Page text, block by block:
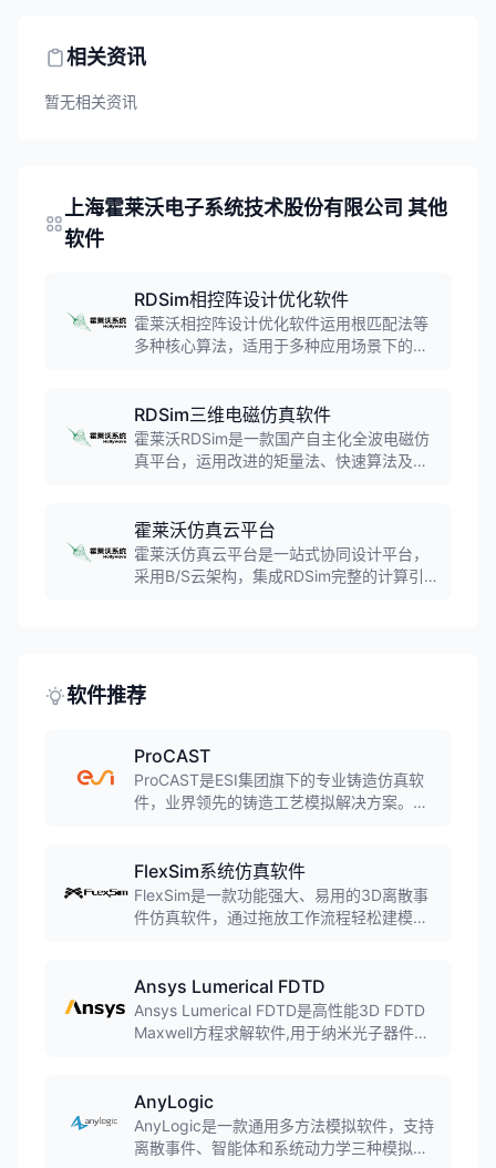
相关资讯
暂无相关资讯
上海霍莱沃电子系统技术股份有限公司 其他
软件
RDSim相控阵设计优化软件
霍莱沃相控阵设计优化软件运用根匹配法等
多种核心算法，适用于多种应用场景下的阵
师快速生成期望方向图和阵列拓扑结构，高
效完成相控阵天线阵列的快速设计与优化。
RDSim三维电磁仿真软件
霍莱沃RDSim是一款国产自主化全波电磁仿
真平台，运用改进的矩量法、快速算法及高
向，支持近亿级网格量的大规模计算，为航
空航天、通信、汽车等领域提供电磁问题分
析解决方案。
霍莱沃仿真云平台
霍莱沃仿真云平台是一站式协同设计平台，
采用B/S云架构，集成RDSim完整的计算引
软件推荐
ProCAST
ProCAST是ESI集团旗下的专业铸造仿真软
件，业界领先的铸造工艺模拟解决方案。软
造、熔模铸造、连铸等，预测缩孔缩松、气
孔、裂纹、变形等缺陷。
FlexSim系统仿真软件
FlexSim是一款功能强大、易用的3D离散事
件仿真软件，通过拖放工作流程轻松建模生
块可添加输送系统、自动导引车(AGV)、仓
储系统等。
Ansys Lumerical FDTD
Ansys Lumerical FDTD是高性能3D FDTD
Maxwell方程求解软件,用于纳米光子器件、
AnyLogic
AnyLogic是一款通用多方法模拟软件，支持
离散事件、智能体和系统动力学三种模拟方